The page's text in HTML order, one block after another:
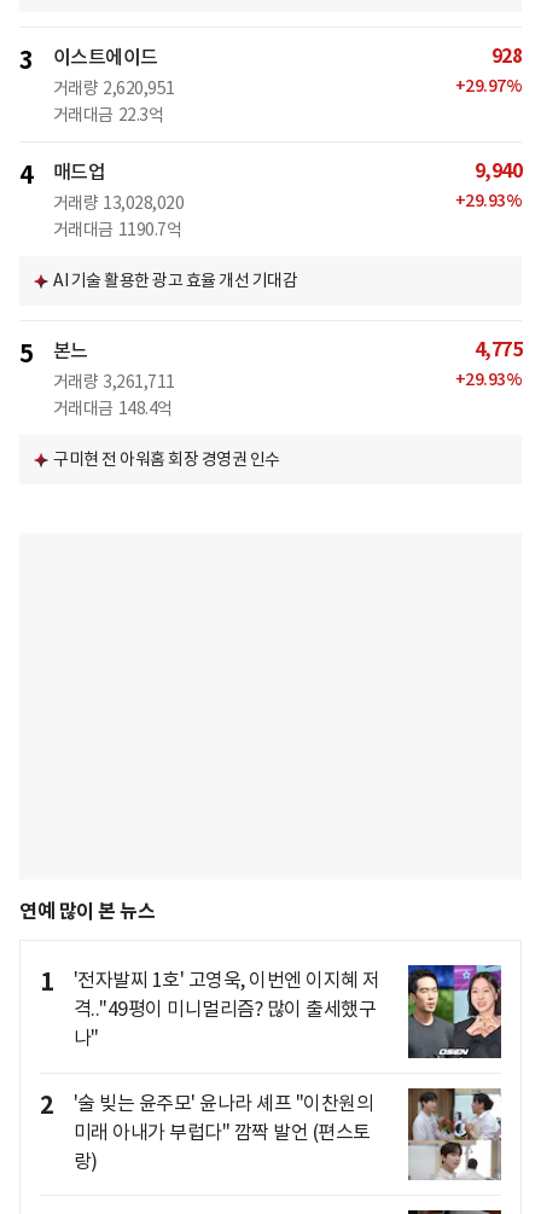
3 이스트에이드
거래량 2,620,951
거래대금 22.3억
928
+29.97%
4 매드업
거래량 13,028,020
거래대금 1190.7억
9,940
+29.93%
AI 기술 활용한 광고 효율 개선 기대감
5 본느
거래량 3,261,711
거래대금 148.4억
4,775
+29.93%
구미현 전 아워홈 회장 경영권 인수
연예 많이 본 뉴스
1
'전자발찌 1호' 고영욱, 이번엔 이지혜 저
격.."49평이 미니멀리즘? 많이 출세했구
나"
2
'술 빚는 윤주모' 윤나라 셰프 "이찬원의
미래 아내가 부럽다" 깜짝 발언 (편스토
랑)